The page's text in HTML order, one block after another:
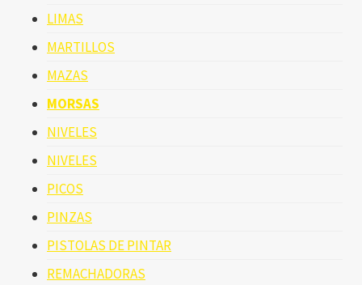
LIMAS
MARTILLOS
MAZAS
MORSAS
NIVELES
NIVELES
PICOS
PINZAS
PISTOLAS DE PINTAR
REMACHADORAS